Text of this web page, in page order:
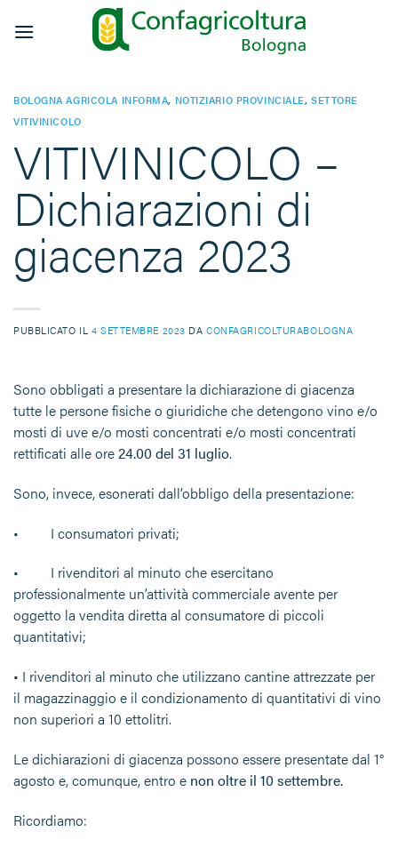
BOLOGNA AGRICOLA INFORMA, NOTIZIARIO PROVINCIALE,SETTORE
VITIVINICOLO
VITIVINICOLO –
Dichiarazioni di
giacenza 2023
PUBBLICATO IL 4 SETTEMBRE 2023 DACONFAGRICOLTURABOLOGNA
Sono obbligati a presentare la dichiarazione di giacenza
tutte le persone fisiche o giuridiche che detengono vino e/o
mosti di uve e/o mosti concentrati e/o mosti concentrati
rettificati alle ore24.00 del 31 luglio.
Sono, invece, esonerati dall’obbligo della presentazione:
• I consumatori privati;
• I rivenditori al minuto che esercitano
professionalmente un’attività commerciale avente per
oggetto la vendita diretta al consumatore di piccoli
quantitativi;
• I rivenditori al minuto che utilizzano cantine attrezzate per
il magazzinaggio e il condizionamento di quantitativi di vino
non superiori a 10 ettolitri.
Le dichiarazioni di giacenza possono essere presentate dal 1°
agosto e, comunque, entro e non oltre il 10 settembre.
Ricordiamo: